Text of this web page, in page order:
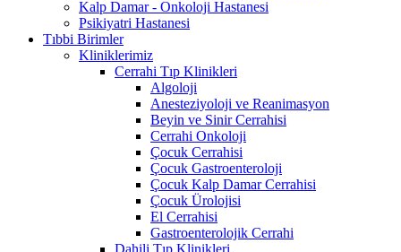
Kalp Damar - Onkoloji Hastanesi
Psikiyatri Hastanesi
Tıbbi Birimler
Kliniklerimiz
Cerrahi Tıp Klinikleri
Algoloji
Anesteziyoloji ve Reanimasyon
Beyin ve Sinir Cerrahisi
Cerrahi Onkoloji
Çocuk Cerrahisi
Çocuk Gastroenteroloji
Çocuk Kalp Damar Cerrahisi
Çocuk Ürolojisi
El Cerrahisi
Gastroenterolojik Cerrahi
Dahili Tıp Klinikleri